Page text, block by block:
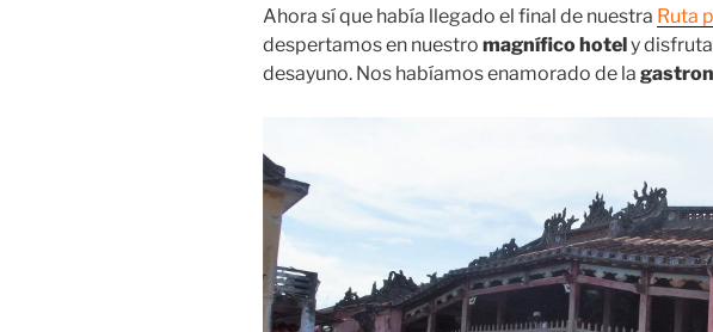
Ahora sí que había llegado el final de nuestra Ruta
despertamos en nuestro magnífico hotely
desayuno. Nos habíamos enamorado de la